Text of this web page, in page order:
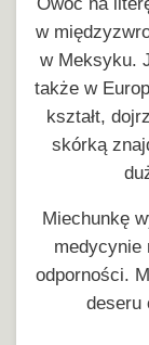
w
w Meksyku.
także w
kształt,
skórką
Miechunkę
medycynie
odporności.
deseru